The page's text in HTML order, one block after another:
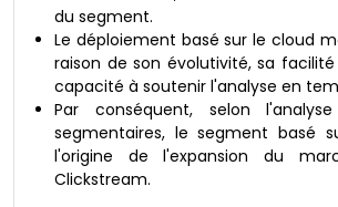
du segment.
Le déploiement basé sur le cloud
raison de son évolutivité, sa
capacité à soutenir l'analyse en
Par conséquent, selon
segmentaires, le segment basé
l'origine de l'expansion du
Clickstream.